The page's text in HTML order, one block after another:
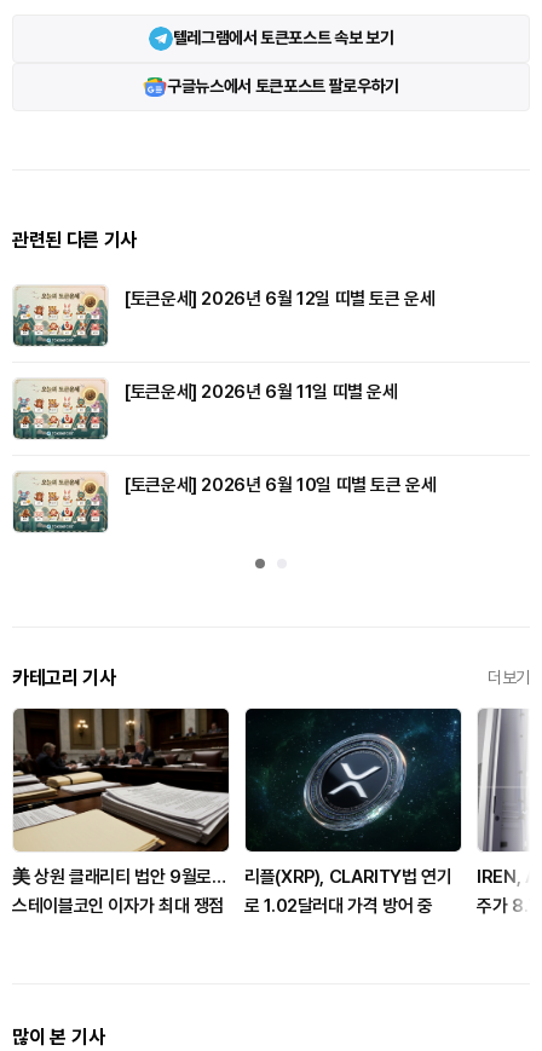
텔레그램에서 토큰포스트 속보 보기
구글뉴스에서 토큰포스트 팔로우하기
관련된 다른 기사
[토큰운세] 2026년 6월 12일 띠별 토큰 운세
[토큰운세] 2026년 6월 11일 띠별 운세
[토큰운세] 2026년 6월 10일 띠별 토큰 운세
카테고리 기사 더보기
美 상원 클래리티 법안 9월로…
스테이블코인 이자가 최대 쟁점
리플(XRP), CLARITY법 연기
로 1.02달러대 가격 방어 중
IREN,
주가
많이 본 기사